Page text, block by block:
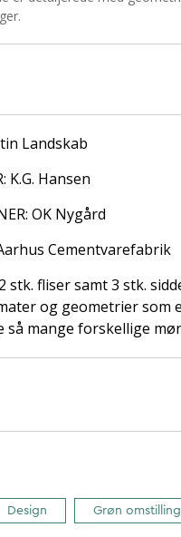
Landskab
K.G. Hansen
OK Nygård
Cementvarefabrik
stk. fliser samt 3 stk.
og geometrier som
så mange forskellige
Design Grøn